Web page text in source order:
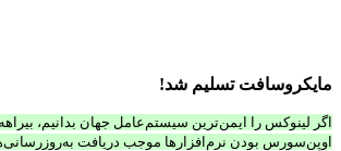
مایکروسافت تسلیم شد!
اگر لینوکس را ایمن‌ترین سیستم‌عامل جهان بدانیم، بیراهه
اوپن‌سورس بودن نرم‌افزارها موجب دریافت